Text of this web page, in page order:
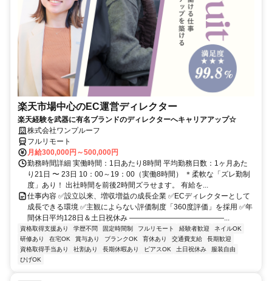
楽天市場中心のEC運営ディレクター
楽天経験を武器に有名ブランドのディレクターへキャリアアップ☆
株式会社ワンプルーフ
フルリモート
月給300,000円～500,000円
勤務時間詳細 実働時間：1日あたり8時間 平均勤務日数：1ヶ月あた
り21日 〜 23日 10：00～19：00（実働8時間） ＊柔軟な「ズレ勤制
度」あり！ 出社時間を前後2時間ズラせます。 有給を...
仕事内容 ✅設立以来、増収増益の成長企業 ✅ECディレクターとして
成長できる環境 ✅主観によらない評価制度「360度評価」を採用 ✅年
間休日平均128日＆土日祝休み ―――――――――――――...
資格取得支援あり 学歴不問 固定時間制 フルリモート 経験者歓迎
ネイルOK
研修あり
在宅OK 賞与あり ブランクOK 育休あり 交通費支給
長期歓迎
資格取得手当あり
社割あり 長期休暇あり ピアスOK 土日祝休み
服装自由
ひげOK